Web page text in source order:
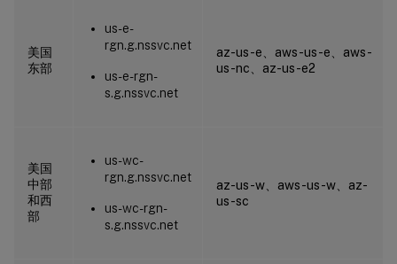
美国
东部
us-e-
rgn.g.nssvc.net
us-e-rgn-
s.g.nssvc.net
az-us-e、aws-us-e、aws-
us-nc、az-us-e2
美国
中部
和西
部
us-wc-
rgn.g.nssvc.net
us-wc-rgn-
s.g.nssvc.net
az-us-w、aws-us-w、az-
us-sc